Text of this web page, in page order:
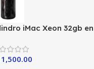
iMac Xeon 32gb en